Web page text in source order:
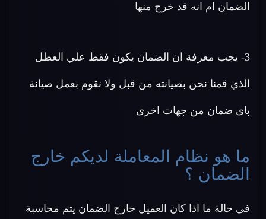
الضمان ام انه قد خرج منها
3- يجب معرفة ان الضمان يكون فقط علي العطل
الذي قمنا نحن بصيانته من قبل ولا نقوم بعمل صيانة
باى ضمان من جهات اخرى
ما هو نظام المعاملة لديكم خارج
الضمان ؟
في حالة ما اذا كان العميل خارج الضمان يتم محاسبة